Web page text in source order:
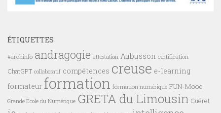
ÉTIQUETTES
#archinfo andragogie attestation Aubusson certification
ChatGPT collaboratif compétences creuse e-learning
formateur formation formation numérique FUN-Mooc
Grande Ecole du Numérique GRETA du Limousin Guéret